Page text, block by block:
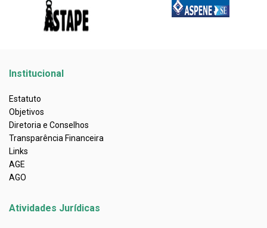
Institucional
Estatuto
Objetivos
Diretoria e Conselhos
Transparência Financeira
Links
AGE
AGO
Atividades Jurídicas